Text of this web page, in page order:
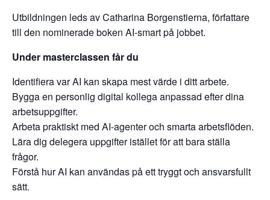
Utbildningen leds av Catharina Borgenstierna, författare
till den nominerade boken AI-smart på jobbet.
Under masterclassen får du
Identifiera var AI kan skapa mest värde i ditt arbete.
Bygga en personlig digital kollega anpassad efter dina
arbetsuppgifter.
Arbeta praktiskt med AI-agenter och smarta arbetsflöden.
Lära dig delegera uppgifter istället för att bara ställa
frågor.
Förstå hur AI kan användas på ett tryggt och ansvarsfullt
sätt.